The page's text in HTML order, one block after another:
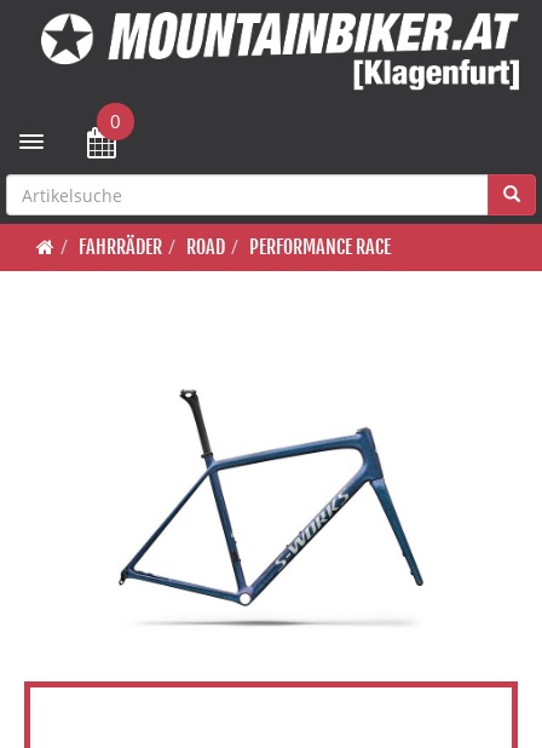
Toggle navigation
0
FAHRRÄDER ROAD PERFORMANCE RACE